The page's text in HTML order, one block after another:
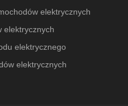
elektrycznych
elektrycznych
elektrycznego
elektrycznych